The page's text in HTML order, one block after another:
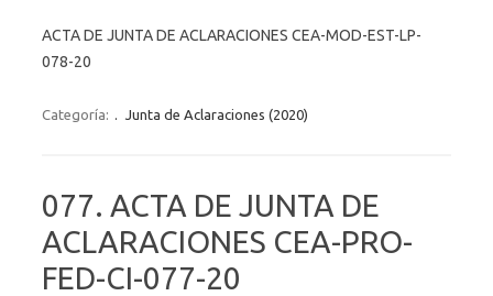
ACTA DE JUNTA DE ACLARACIONES CEA-MOD-EST-LP-
078-20
Categoría: Junta de Aclaraciones (2020)
077. ACTA DE JUNTA DE
ACLARACIONES CEA-PRO-
FED-CI-077-20